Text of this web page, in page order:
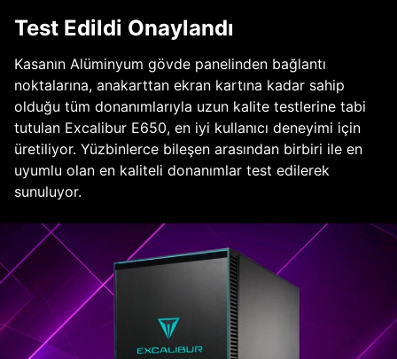
Test Edildi Onaylandı
Kasanın Alüminyum gövde panelinden bağlantı
noktalarına, anakarttan ekran kartına kadar sahip
olduğu tüm donanımlarıyla uzun kalite testlerine tabi
tutulan Excalibur E650, en iyi kullanıcı deneyimi için
üretiliyor. Yüzbinlerce bileşen arasından birbiri ile en
uyumlu olan en kaliteli donanımlar test edilerek
sunuluyor.